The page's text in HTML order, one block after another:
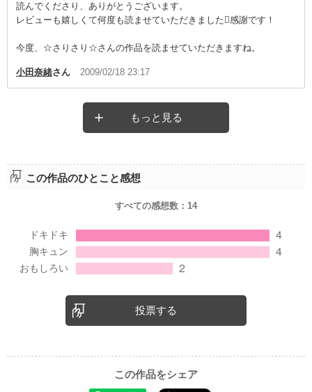
読んでくださり、ありがとうございます。
レビューも嬉しくて何度も読ませていただきました感謝です！
今度、☆さりさり☆さんの作品を読ませていただきますね。
小田奈緒さん 2009/02/18 23:17
もっと見る
この作品のひとこと感想
すべての感想数： 14
投票する
この作品をシェア